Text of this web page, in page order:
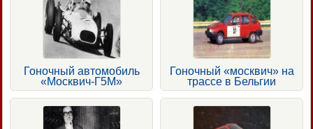
Гоночный автомобиль
«Москвич-Г5М»
Гоночный «москвич» на
трассе в Бельгии